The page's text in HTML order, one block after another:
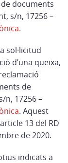
documents
s/n, 17256 –
sol·licitud
d’una queixa,
de
n, 17256 –
. Aquest
13 del RD
de 2020.
indicats a